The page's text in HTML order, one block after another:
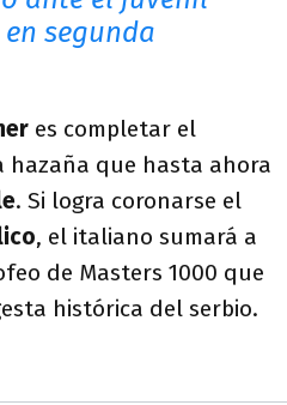
segunda
es completar el
hazaña que hasta ahora
. Si logra coronarse el
, el italiano sumará a
de Masters 1000 que
histórica del serbio.